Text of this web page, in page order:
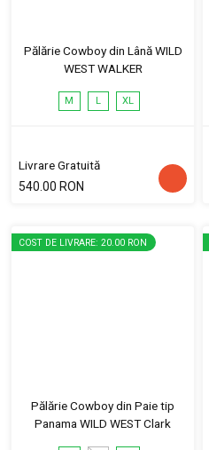
Pălărie Cowboy din Lână WILD
WEST WALKER
M L XL
Livrare Gratuită
540.00 RON
COST DE LIVRARE: 20.00 RON
Pălărie Cowboy din Paie tip
Panama WILD WEST Clark